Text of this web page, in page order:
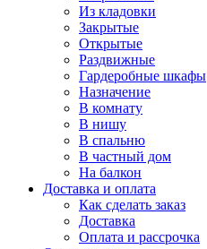
Из кладовки
Закрытые
Открытые
Раздвижные
Гардеробные шкафы
Назначение
В комнату
В нишу
В спальню
В частный дом
На балкон
Доставка и оплата
Как сделать заказ
Доставка
Оплата и рассрочка